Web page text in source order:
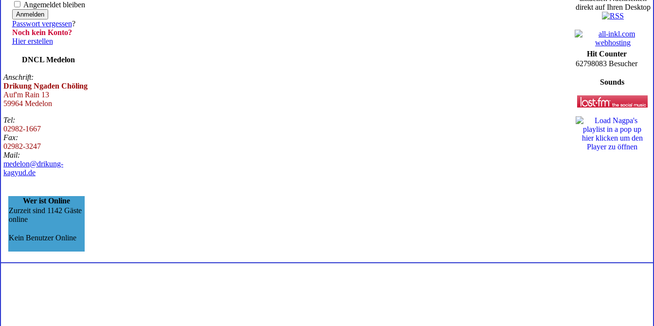
Angemeldet bleiben
Passwort vergessen?
Noch kein Konto?
Hier erstellen
DNCL Medelon
Anschrift:
Drikung Ngaden Chöling
Auf'm Rain 13
59964 Medelon
Tel:
02982-1667
Fax:
02982-3247
Mail:
medelon@drikung-
kagyud.de
Wer ist Online
Zurzeit sind 1142 Gäste
online
Kein Benutzer Online
direkt auf Ihren Desktop
Hit Counter
62798083 Besucher
Sounds
hier klicken um den
Player zu öffnen